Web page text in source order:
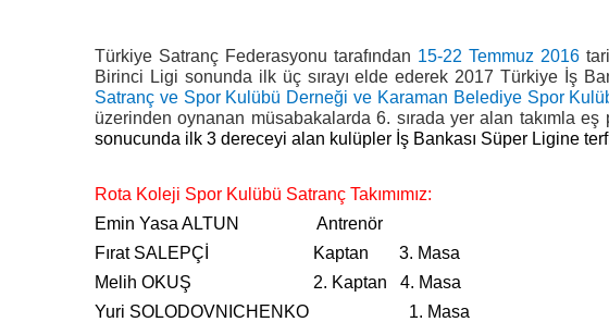
Türkiye Satranç Federasyonu tarafından 15-22 Temmuz 2016
Birinci Ligi sonunda ilk üç sırayı elde ederek 2017 Türkiye İş
Satranç ve Spor Kulübü Derneği ve Karaman Belediye Spor
üzerinden oynanan müsabakalarda 6. sırada yer alan takımla
sonucunda ilk 3 dereceyi alan kulüpler İş Bankası Süper Ligine
Rota Koleji Spor Kulübü Satranç Takımımız:
Emin Yasa ALTUN Antrenör
Fırat SALEPÇİ Kaptan 3. Masa
Melih OKUŞ 2. Kaptan 4. Masa
Yuri SOLODOVNICHENKO 1. Masa